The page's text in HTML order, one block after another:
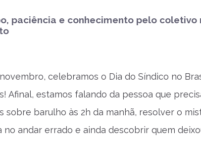
paciência e conhecimento pelo coletivo
celebramos o Dia do Síndico no
Afinal, estamos falando da pessoa que
sobre barulho às 2h da manhã, resolver o
no andar errado e ainda descobrir quem